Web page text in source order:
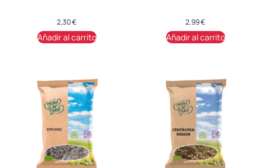
2,30€
Añadir al carrito
2,99€
Añadir al carrito